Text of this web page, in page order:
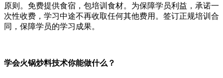
原则。免费提供食宿，包培训食材。为保障学员利益，承诺一
次性收费，学习中途不再收取任何其他费用。签订正规培训合
同，保障学员的学习成果。
学会火锅炒料技术你能做什么？